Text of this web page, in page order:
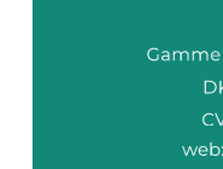
web: